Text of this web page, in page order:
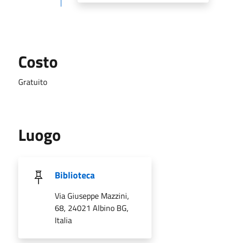
Costo
Gratuito
Luogo
Biblioteca
Via Giuseppe Mazzini,
68, 24021 Albino BG,
Italia